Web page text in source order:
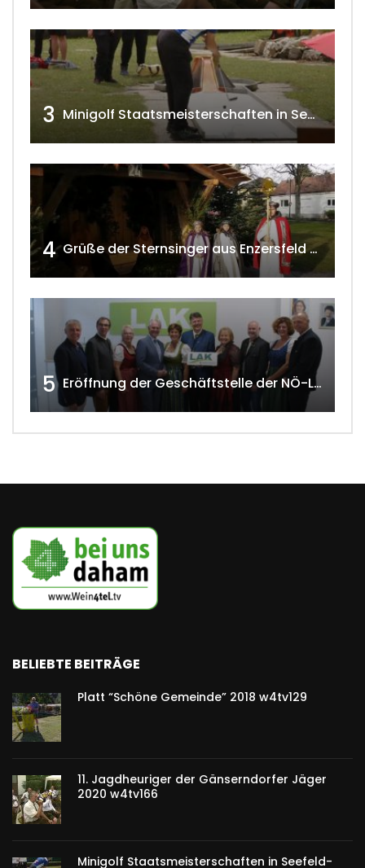
3 Minigolf Staatsmeisterschaften in Seefeld-Kadolz w4tv174
4 Grüße der Sternsinger aus Enzersfeld – Klein-Engersdorf 2021 w4tv169
5 Eröffnung der Geschäftstelle der NÖ-Landarbeiterkammer in Mistelbach w4tv174
BELIEBTE BEITRÄGE
Platt “Schöne Gemeinde” 2018 w4tv129
11. Jagdheuriger der Gänserndorfer Jäger
2020 w4tv166
Minigolf Staatsmeisterschaften in Seefeld-